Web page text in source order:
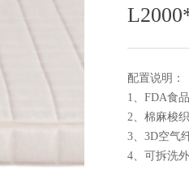
配置说明：
1、FDA食
2、棉麻梭
3、3D空气
4、可拆洗